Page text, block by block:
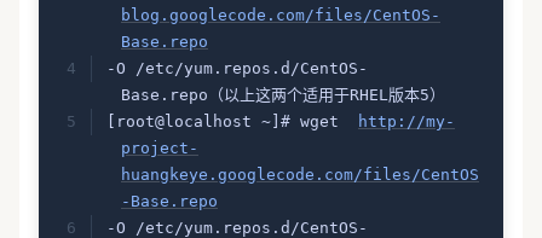
blog.googlecode.com/files/CentOS-
Base.repo
-O /etc/yum.repos.d/CentOS-
Base.repo（以上这两个适用于RHEL版本5）
[root@localhost ~]# wget
http://my-
project-
huangkeye.googlecode.com/files/CentOS
-Base.repo
-O /etc/yum.repos.d/CentOS-